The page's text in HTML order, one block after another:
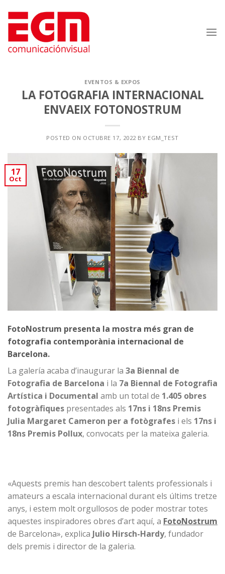
contenido
EVENTOS & EXPOS
LA FOTOGRAFIA INTERNACIONAL
ENVAEIX FOTONOSTRUM
POSTED ON OCTUBRE 17, 2022 BY EGM_TEST
17
Oct
FotoNostrum presenta la mostra més gran de
fotografia contemporània internacional de
Barcelona.
La galería acaba d’inaugurar la 3a Biennal de
Fotografia de Barcelona i la 7a Biennal de Fotografia
Artística i Documental amb un total de 1.405 obres
fotogràfiques presentades als 17ns i 18ns Premis
Julia Margaret Cameron per a fotògrafes i els 17ns i
18ns Premis Pollux, convocats per la mateixa galeria.
«Aquests premis han descobert talents professionals i
amateurs a escala internacional durant els últims tretze
anys, i estem molt orgullosos de poder mostrar totes
aquestes inspiradores obres d’art aquí, a FotoNostrum
de Barcelona», explica Julio Hirsch-Hardy, fundador
dels premis i director de la galeria.